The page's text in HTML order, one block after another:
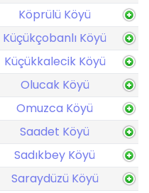
Köprülü Köyü
Küçükçobanlı Köyü
Küçükkalecik Köyü
Olucak Köyü
Omuzca Köyü
Saadet Köyü
Sadıkbey Köyü
Saraydüzü Köyü